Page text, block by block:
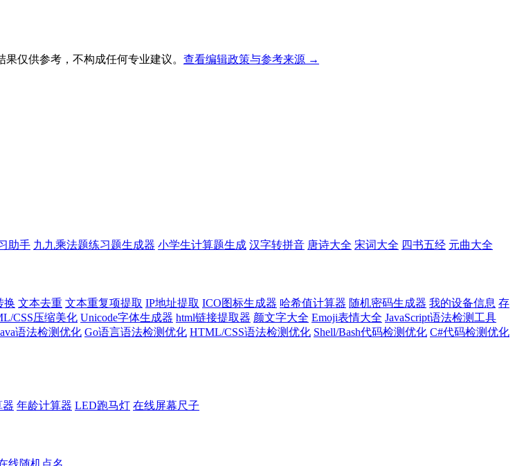
仅供参考，不构成任何专业建议。 查看编辑政策与参考来源 →
助手 九九乘法题练习题生成器 小学生计算题生成 汉字转拼音 唐诗大全 宋词大全 四书五经 元曲大全
换 文本去重 文本重复项提取 IP地址提取 ICO图标生成器 哈希值计算器 随机密码生成器 我的设备信息 存
CSS压缩美化 Unicode字体生成器 html链接提取器 颜文字大全 Emoji表情大全 JavaScript语法检测工具
语法检测优化 Go语言语法检测优化 HTML/CSS语法检测优化 Shell/Bash代码检测优化 C#代码检测优化
器 年龄计算器 LED跑马灯 在线屏幕尺子